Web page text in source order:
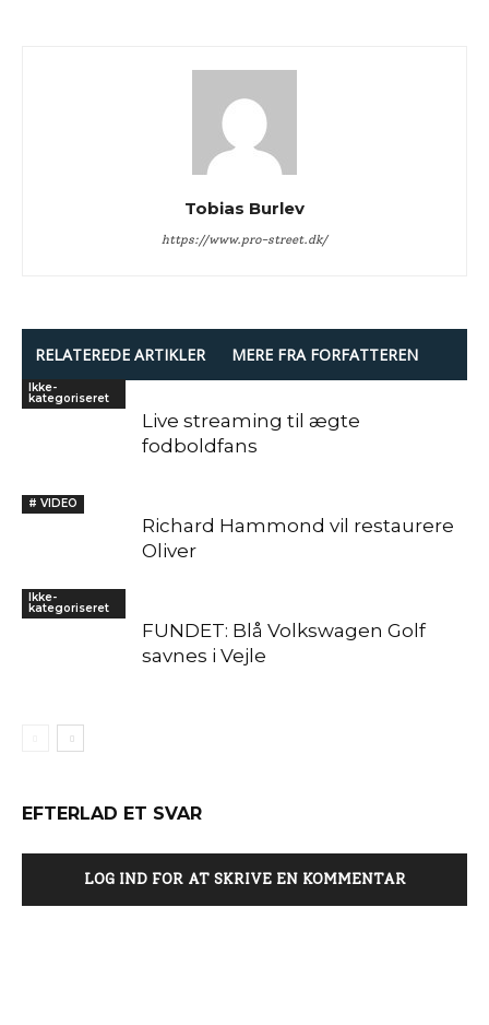
Tobias Burlev
https://www.pro-street.dk/
RELATEREDE ARTIKLER MERE FRA FORFATTEREN
Ikke-
kategoriseret
Live streaming til ægte
fodboldfans
# VIDEO
Richard Hammond vil restaurere
Oliver
Ikke-
kategoriseret
FUNDET: Blå Volkswagen Golf
savnes i Vejle
EFTERLAD ET SVAR
LOG IND FOR AT SKRIVE EN KOMMENTAR